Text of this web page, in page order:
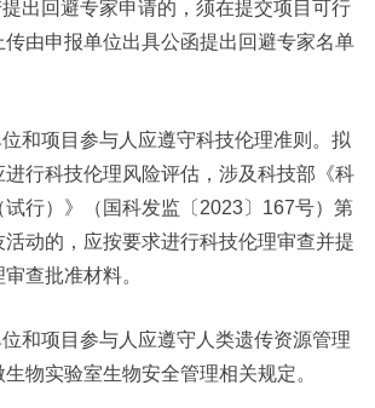
回避专家申请的，须在提交项目可行
由申报单位出具公函提出回避专家名单
项目参与人应遵守科技伦理准则。拟
行科技伦理风险评估，涉及科技部《科
行）》（国科发监〔2023〕167号）第
活动的，应按要求进行科技伦理审查并提
查批准材料。
项目参与人应遵守人类遗传资源管理
物实验室生物安全管理相关规定。